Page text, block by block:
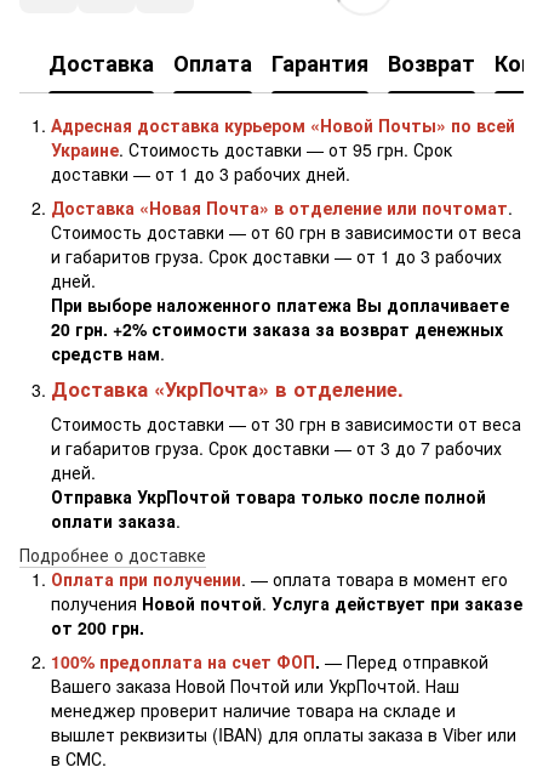
Доставка Оплата Гарантия Возврат
Адресная доставка курьером «Новой Почты» по всей
Украине. Стоимость доставки — от 95 грн. Срок
доставки — от 1 до 3 рабочих дней.
Доставка «Новая Почта» в отделение или почтомат.
Стоимость доставки — от 60 грн в зависимости от веса
и габаритов груза. Срок доставки — от 1 до 3 рабочих
дней.
При выборе наложенного платежа Вы доплачиваете
20 грн. +2% стоимости заказа за возврат денежных
средств нам.
Доставка «УкрПочта» в отделение.
Стоимость доставки — от 30 грн в зависимости от веса
и габаритов груза. Срок доставки — от 3 до 7 рабочих
дней.
Отправка УкрПочтой товара только после полной
оплати заказа.
Подробнее о доставке
Оплата при получении. — оплата товара в момент его
получения Новой почтой. Услуга действует при заказе
от 200 грн.
100% предоплата на счет ФОП. — Перед отправкой
Вашего заказа Новой Почтой или УкрПочтой. Наш
менеджер проверит наличие товара на складе и
вышлет реквизиты (IBAN) для оплаты заказа в Viber или
в СМС.